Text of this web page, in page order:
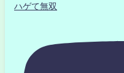
ハゲて無双